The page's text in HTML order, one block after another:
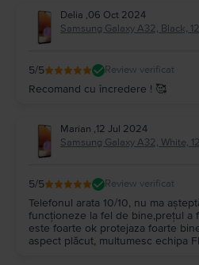
Delia ,06 Oct 2024
Samsung Galaxy A32, Black,
5/5 Review verificat
Recomand cu încredere ! 🥰
Marian ,12 Jul 2024
Samsung Galaxy A32, White,
5/5 Review verificat
Telefonul arata 10/10, nu ma
funcționeze la fel de bine,prețul a
este foarte ok protejaza foarte
aspect plăcut, multumesc echipa